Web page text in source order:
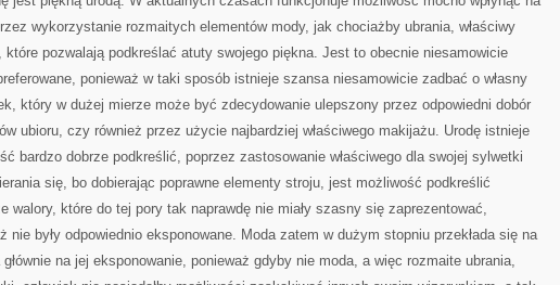
wykorzystanie rozmaitych elementów mody, jak chociażby ubrania, właściwy
które pozwalają podkreślać atuty swojego piękna. Jest to obecnie niesamowicie
ponieważ w taki sposób istnieje szansa niesamowicie zadbać o własny
który w dużej mierze może być zdecydowanie ulepszony przez odpowiedni dobór
ubioru, czy również przez użycie najbardziej właściwego makijażu. Urodę istnieje
bardzo dobrze podkreślić, poprzez zastosowanie właściwego dla swojej sylwetki
się, bo dobierając poprawne elementy stroju, jest możliwość podkreślić
walory, które do tej pory tak naprawdę nie miały szasny się zaprezentować,
nie były odpowiednio eksponowane. Moda zatem w dużym stopniu przekłada się na
głównie na jej eksponowanie, ponieważ gdyby nie moda, a więc rozmaite ubrania,